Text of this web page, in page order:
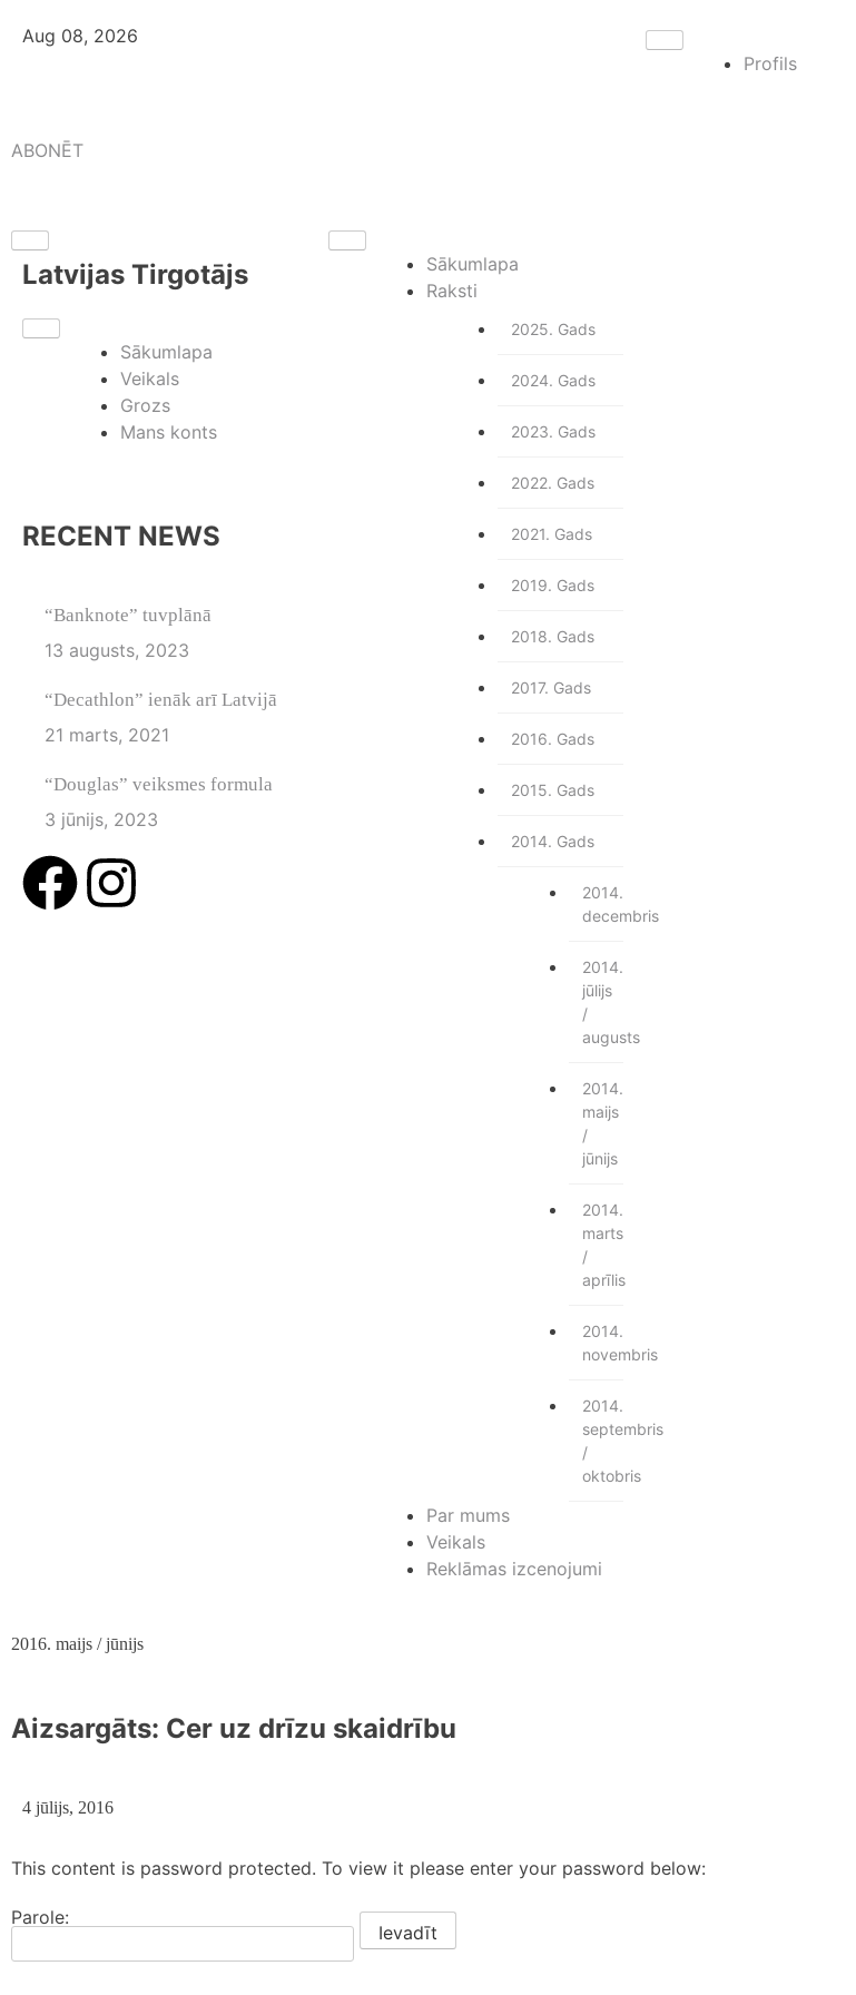
Aug 08, 2026
Profils
ABONĒT
Latvijas Tirgotājs
Sākumlapa
Veikals
Grozs
Mans konts
RECENT NEWS
“Banknote” tuvplānā
13 augusts, 2023
“Decathlon” ienāk arī Latvijā
21 marts, 2021
“Douglas” veiksmes formula
3 jūnijs, 2023
Sākumlapa
Raksti
2025. Gads
2024. Gads
2023. Gads
2022. Gads
2021. Gads
2019. Gads
2018. Gads
2017. Gads
2016. Gads
2015. Gads
2014. Gads
2014.
decembris
2014.
jūlijs
/
augusts
2014.
maijs
/
jūnijs
2014.
marts
/
aprīlis
2014.
novembris
2014.
septembris
/
oktobris
Par mums
Veikals
Reklāmas izcenojumi
2016. maijs / jūnijs
Aizsargāts: Cer uz drīzu skaidrību
4 jūlijs, 2016
This content is password protected. To view it please enter your password below:
Parole: